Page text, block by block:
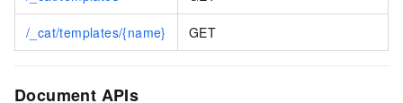
/_cat/templates/{name} GET
Document APIs